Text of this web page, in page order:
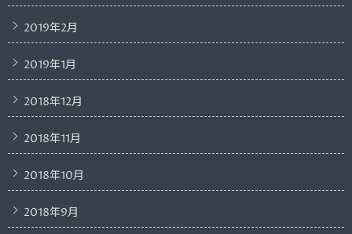
2019年2月
2019年1月
2018年12月
2018年11月
2018年10月
2018年9月